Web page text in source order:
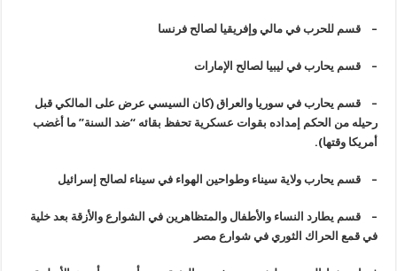
–قسم للحرب في مالي وإفريقيا لصالح فرنسا
–قسم يحارب في ليبيا لصالح الإمارات
–قسم يحارب في سوريا والعراق (كان السيسي عرض على المالكي قبل
رحيله من الحكم إمداده بقوات عسكرية تحفظ بقائه “ضد السنة” ما أغضب
أمريكا وقتها).
–قسم يحارب ولاية سيناء وطواحين الهواء في سيناء لصالح إسرائيل
–قسم يطارد النساء والأطفال والمتظاهرين في الشوارع والأزقة بعد خلية
في قمع الحراك الثوري في شوارع مصر